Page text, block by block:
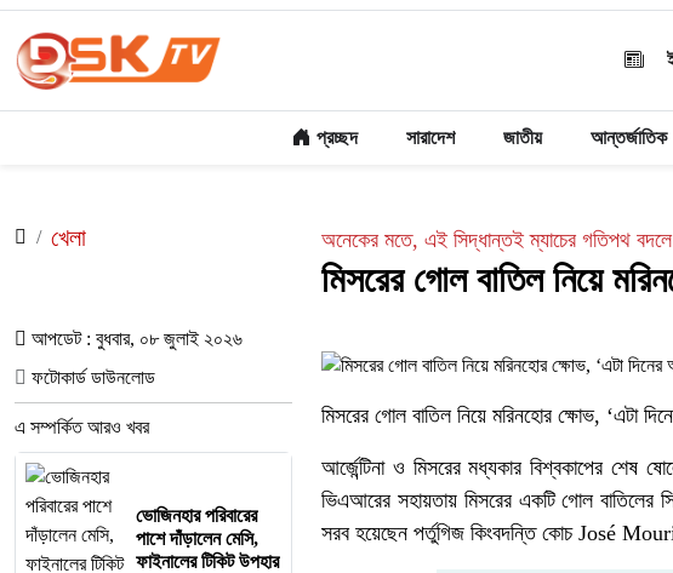
প্রচ্ছদ সারাদেশ জাতীয় আন্তর্জাতিক
খেলা
আপডেট : বুধবার, ০৮ জুলাই ২০২৬
ফটোকার্ড ডাউনলোড
এ সম্পর্কিত আরও খবর
ভোজিনহার পরিবারের
পাশে দাঁড়ালেন মেসি,
ফাইনালের টিকিট উপহার
অনেকের মতে, এই সিদ্ধান্তই ম্যাচের গতিপথ
মিসরের গোল বাতিল নিয়ে
মিসরের গোল বাতিল নিয়ে মরিনহোর ক্ষোভ, ‘এটা
আর্জেন্টিনা ও মিসরের মধ্যকার বিশ্বকাপের শেষ
ভিএআরের সহায়তায় মিসরের একটি গোল বাতিলের
সরব হয়েছেন পর্তুগিজ কিংবদন্তি কোচ José